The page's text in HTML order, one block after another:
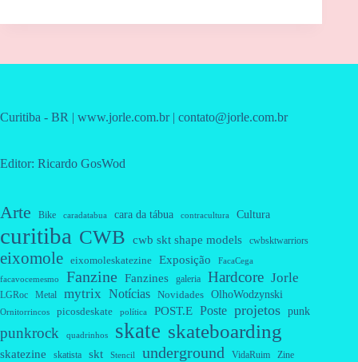
Curitiba - BR | www.jorle.com.br | contato@jorle.com.br
Editor: Ricardo GosWod
Arte Bike caradatabua cara da tábua contracultura Cultura
curitiba CWB cwb skt shape models cwbsktwarriors
eixomole eixomoleskatezine Exposição FacaCega
facavocemesmo Fanzine Fanzines galeria Hardcore Jorle
LGRoc Metal mytrix Notícias Novidades OlhoWodzynski
Ornitorrincos picosdeskate política POST.E Poste projetos punk
punkrock quadrinhos skate skateboarding
skatezine skatista skt Stencil underground VidaRuim Zine